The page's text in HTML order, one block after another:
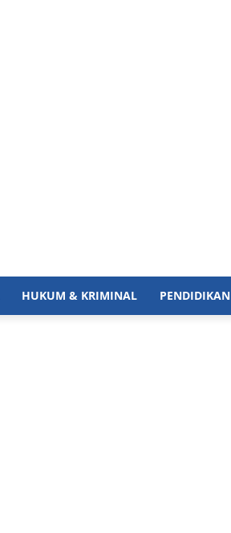
HUKUM & KRIMINAL PENDIDIKAN